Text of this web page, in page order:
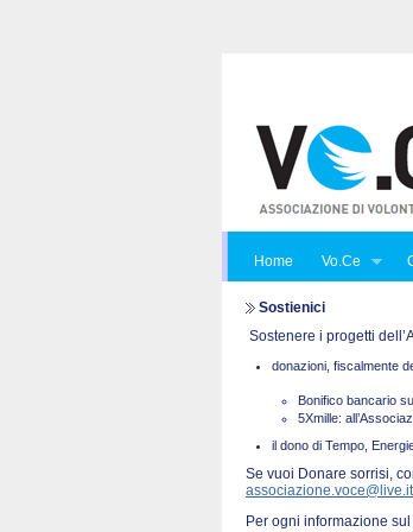
Home Vo.Ce
Sostienici
Sostenere i progetti
donazioni, fiscalmente
Bonifico bancario
5Xmille:
il dono di Tempo,
Se vuoi Donare sorrisi,
associazione.voce@live.it
Per ogni informazione